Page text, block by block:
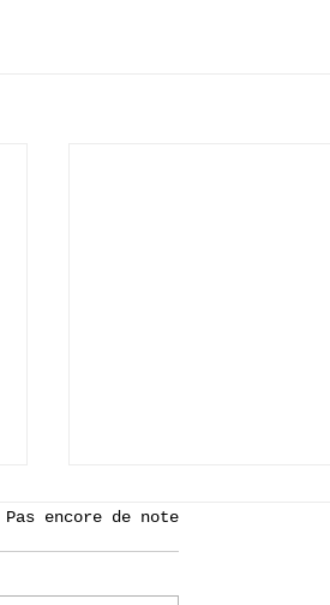
sur 5.
Pas encore de note